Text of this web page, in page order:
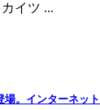
イツ ...
。インターネッ